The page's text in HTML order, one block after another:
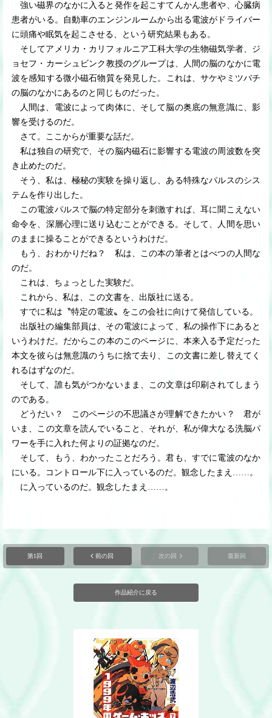
強い磁界のなかに入ると発作を起こすてんかん患者や、心臓病
患者がいる。自動車のエンジンルームから出る電波がドライバー
に頭痛や眠気を起こさせる、という研究結果もある。
そしてアメリカ・カリフォルニア工科大学の生物磁気学者、ジ
ョセフ・カーシュビンク教授のグループは、人間の脳のなかに電
波を感知する微小磁石物質を発見した。これは、サケやミツバチ
の脳のなかにあるのと同じものだった。
人間は、電波によって肉体に、そして脳の奥底の無意識に、影
響を受けるのだ。
さて。ここからが重要な話だ。
私は独自の研究で、その脳内磁石に影響する電波の周波数を突
き止めたのだ。
そう、私は、極秘の実験を操り返し、ある特殊なパルスのシス
テムを作り出した。
この電波パルスで脳の特定部分を刺激すれば、耳に聞こえない
命令を、深層心理に送り込むことができる。そして、人間を思い
のままに操ることができるというわけだ。
もう、おわかりだね？ 私は、この本の筆者とはべつの人間な
のだ。
これは、ちょっとした実験だ。
これから、私は、この文書を、出版社に送る。
すでに私は〝特定の電波〟をこの会社に向けて発信している。
出版社の編集部員は、その電波によって、私の操作下にあると
いうわけだ。だからこの本のこのページに、本来入る予定だった
本文を彼らは無意識のうちに捨て去り、この文書に差し替えてく
れるはずなのだ。
そして、誰も気がつかないまま、この文章は印刷されてしまう
のである。
どうだい？ このページの不思議さが理解できたかい？ 君が
いま、この文章を読んでいること、それが、私が偉大なる洗脳パ
ワーを手に入れた何よりの証拠なのだ。
そして、もう、わかったことだろう。君も、すでに電波のなか
にいる。コントロール下に入っているのだ。観念したまえ ……。
に入っているのだ。観念したまえ ……。
第1回 前の回 次の回 最新回
作品紹介に戻る